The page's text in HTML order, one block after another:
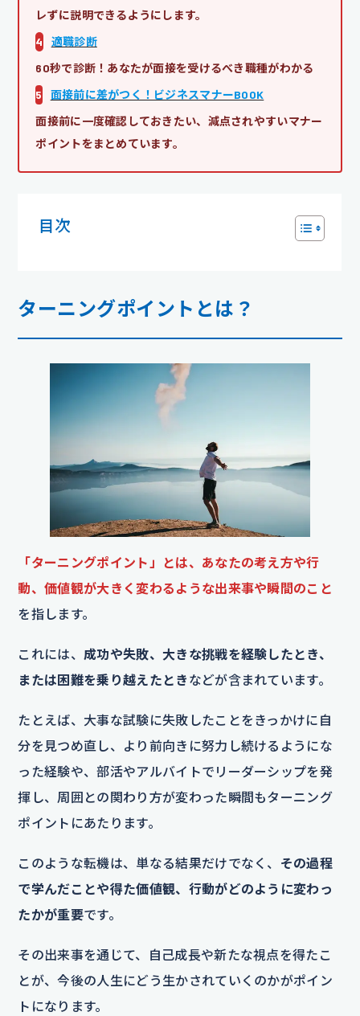
レずに説明できるようにします。
4
適職診断
60秒で診断！あなたが面接を受けるべき職種がわかる
5
面接前に差がつく！ビジネスマナーBOOK
面接前に一度確認しておきたい、減点されやすいマナー
ポイントをまとめています。
目次
ターニングポイントとは？
「ターニングポイント」とは、あなたの考え方や行
動、価値観が大きく変わるような出来事や瞬間のこと
を指します。
これには、 成功や失敗、大きな挑戦を経験したとき、
または困難を乗り越えたとき などが含まれています。
たとえば、大事な試験に失敗したことをきっかけに自
分を見つめ直し、より前向きに努力し続けるようにな
った経験や、部活やアルバイトでリーダーシップを発
揮し、周囲との関わり方が変わった瞬間もターニング
ポイントにあたります。
このような転機は、単なる結果だけでなく、 その過程
で学んだことや得た価値観、行動がどのように変わっ
たかが重要です。
その出来事を通じて、自己成長や新たな視点を得たこ
とが、今後の人生にどう生かされていくのかがポイン
トになります。